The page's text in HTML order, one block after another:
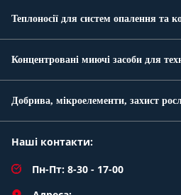
Теплоносії для систем опалення та
Концентровані миючі засоби для
Добрива, мікроелементи, захист
Наші контакти:
Пн-Пт: 8-30 - 17-00